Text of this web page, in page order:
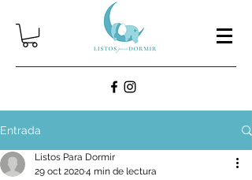
Entrada
Listos Para Dormir
29 oct 20204 min de lectura